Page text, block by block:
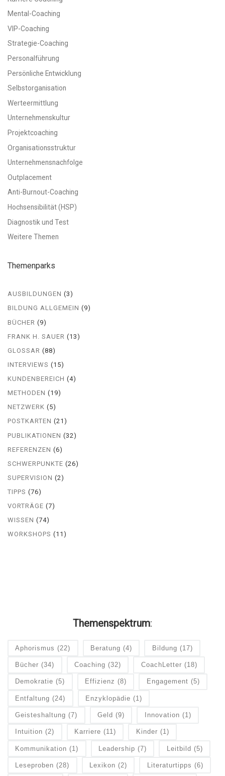
Mental-Coaching
VIP-Coaching
Strategie-Coaching
Personalführung
Persönliche Entwicklung
Selbstorganisation
Werteermittlung
Unternehmenskultur
Projektcoaching
Organisationsstruktur
Unternehmensnachfolge
Outplacement
Anti-Burnout-Coaching
Hochsensibilität (HSP)
Diagnostik und Test
Weitere Themen
Themenparks
AUSBILDUNGEN (3)
BILDUNG ALLGEMEIN (9)
BÜCHER (9)
FRANK H. SAUER (13)
GLOSSAR (88)
INTERVIEWS (15)
KUNDENBEREICH (4)
METHODEN (19)
NETZWERK (5)
POSTKARTEN (21)
PUBLIKATIONEN (32)
REFERENZEN (6)
SCHWERPUNKTE (26)
SUPERVISION (2)
TIPPS (76)
VORTRÄGE (7)
WISSEN (74)
WORKSHOPS (11)
Themenspektrum:
Aphorismus (22) Beratung (4) Bildung (17)
Bücher (34) Coaching (32) CoachLetter (18)
Demokratie (5) Effizienz (8) Engagement (5)
Entfaltung (24) Enzyklopädie (1)
Geisteshaltung (7) Geld (9) Innovation (1)
Intuition (2) Karriere (11) Kinder (1)
Kommunikation (1) Leadership (7) Leitbild (5)
Leseproben (28) Lexikon (2) Literaturtipps (6)